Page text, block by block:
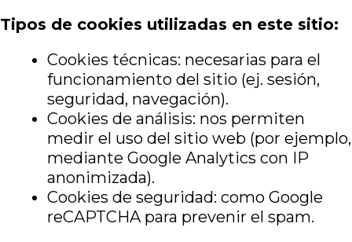
Tipos de cookies utilizadas en este sitio:
Cookies técnicas: necesarias para el
funcionamiento del sitio (ej. sesión,
seguridad, navegación).
Cookies de análisis: nos permiten
medir el uso del sitio web (por ejemplo,
mediante Google Analytics con IP
anonimizada).
Cookies de seguridad: como Google
reCAPTCHA para prevenir el spam.